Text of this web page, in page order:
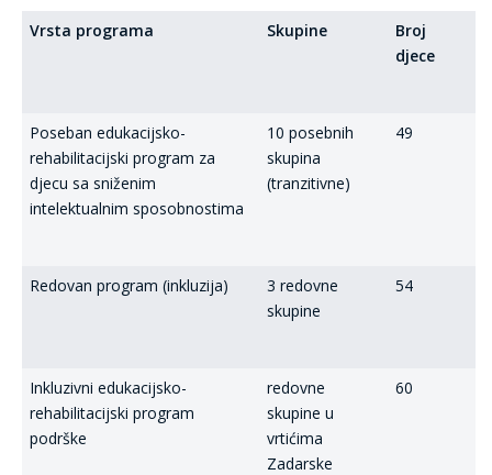
Vrsta programa Skupine
Broj
djece
Poseban edukacijsko-
rehabilitacijski program za
djecu sa sniženim
intelektualnim sposobnostima
10 posebnih
skupina
(tranzitivne)
49
Redovan program (inkluzija)
3 redovne
skupine
54
Inkluzivni edukacijsko-
rehabilitacijski program
podrške
redovne
skupine u
vrtićima
Zadarske
60